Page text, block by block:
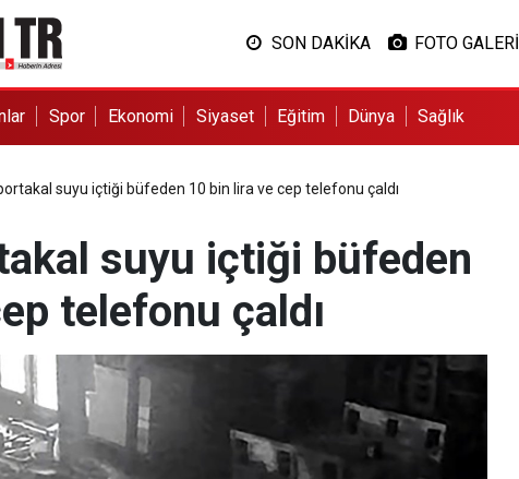
SON DAKİKA FOTO GALERİ
Spor Ekonomi Siyaset Eğitim Dünya Sağlık
suyu içtiği büfeden 10 bin lira ve cep telefonu çaldı
suyu içtiği büfeden
telefonu çaldı